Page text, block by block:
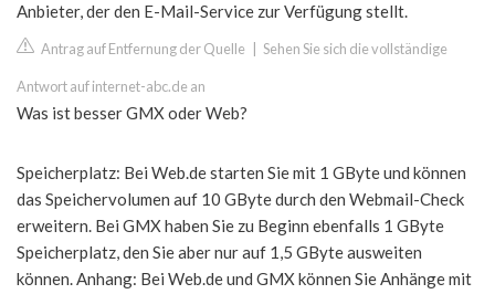
Anbieter, der den E-Mail-Service zur Verfügung stellt.
Antrag auf Entfernung der Quelle Sehen Sie sich die vollständige
Antwort auf internet-abc.de an
Was ist besser GMX oder Web?
Speicherplatz: Bei Web.de starten Sie mit 1 GByte und können
das Speichervolumen auf 10 GByte durch den Webmail-Check
erweitern. Bei GMX haben Sie zu Beginn ebenfalls 1 GByte
Speicherplatz, den Sie aber nur auf 1,5 GByte ausweiten
können. Anhang: Bei Web.de und GMX können Sie Anhänge mit